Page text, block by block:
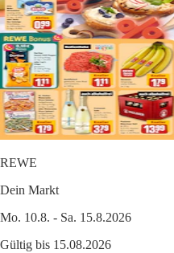
REWE
Dein Markt
Mo. 10.8. - Sa. 15.8.2026
Gültig bis 15.08.2026